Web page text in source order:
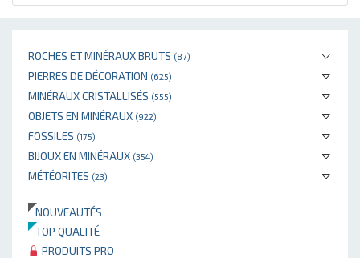
ROCHES ET MINÉRAUX BRUTS (87)
PIERRES DE DÉCORATION (625)
MINÉRAUX CRISTALLISÉS (555)
OBJETS EN MINÉRAUX (922)
FOSSILES (175)
BIJOUX EN MINÉRAUX (354)
MÉTÉORITES (23)
NOUVEAUTÉS
TOP QUALITÉ
PRODUITS PRO